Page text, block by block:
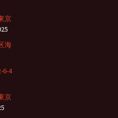
京
海
6-4
京